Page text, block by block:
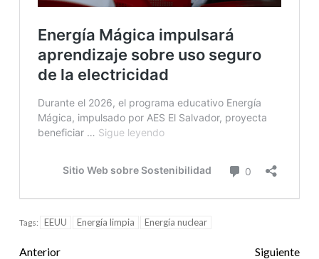
Tags: EEUU Energía limpia Energía nuclear
Anterior
Siguiente